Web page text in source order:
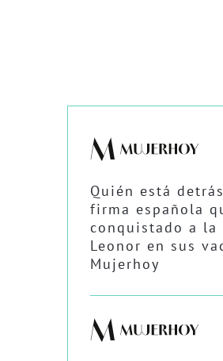
Quién está
firma española
conquistado a la
Leonor en sus
Mujerhoy